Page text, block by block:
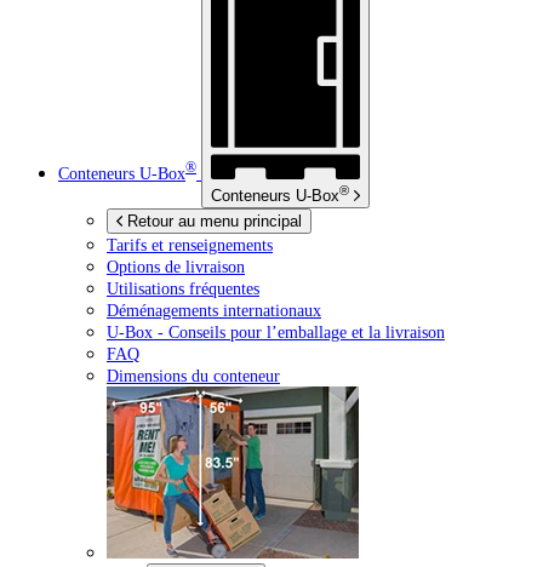
Conteneurs U-Box®
Conteneurs U-Box®
Retour au menu principal
Tarifs et renseignements
Options de livraison
Utilisations fréquentes
Déménagements internationaux
U-Box - Conseils pour l’emballage et la livraison
FAQ
Dimensions du conteneur